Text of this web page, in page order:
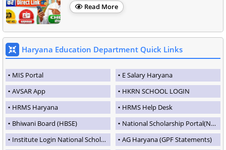
Read More
Haryana Education Department Quick Links
MIS Portal
E Salary Haryana
AVSAR App
HKRN SCHOOL LOGIN
HRMS Haryana
HRMS Help Desk
Bhiwani Board (HBSE)
National Scholarship Portal(NSP)
Institute Login National Scholarship Portal
AG Haryana (GPF Statements)